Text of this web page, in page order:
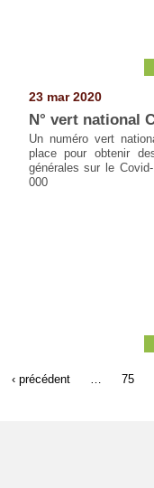
23 mar 2020
N° vert national
Un numéro vert
place pour obtenir
générales sur le
000
‹ précédent 75